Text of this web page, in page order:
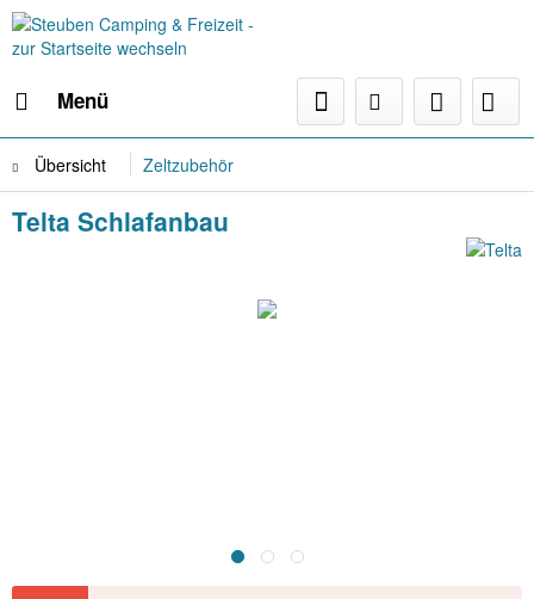
Menü
Übersicht Zeltzubehör
Telta Schlafanbau